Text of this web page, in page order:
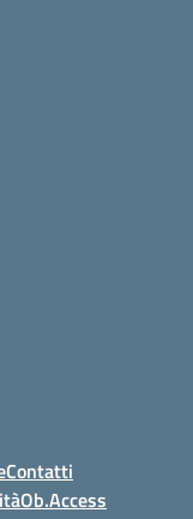
Contatti
Ob.Access